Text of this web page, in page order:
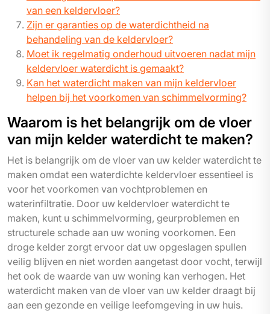
van een keldervloer?
Zijn er garanties op de waterdichtheid na
behandeling van de keldervloer?
Moet ik regelmatig onderhoud uitvoeren nadat mijn
keldervloer waterdicht is gemaakt?
Kan het waterdicht maken van mijn keldervloer
helpen bij het voorkomen van schimmelvorming?
Waarom is het belangrijk om de vloer
van mijn kelder waterdicht te maken?
Het is belangrijk om de vloer van uw kelder waterdicht te
maken omdat een waterdichte keldervloer essentieel is
voor het voorkomen van vochtproblemen en
waterinfiltratie. Door uw keldervloer waterdicht te
maken, kunt u schimmelvorming, geurproblemen en
structurele schade aan uw woning voorkomen. Een
droge kelder zorgt ervoor dat uw opgeslagen spullen
veilig blijven en niet worden aangetast door vocht, terwijl
het ook de waarde van uw woning kan verhogen. Het
waterdicht maken van de vloer van uw kelder draagt bij
aan een gezonde en veilige leefomgeving in uw huis.